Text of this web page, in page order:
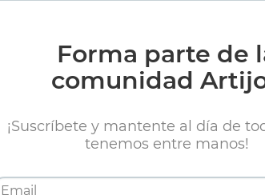
Forma parte de
comunidad
¡Suscríbete y mantente al día de
tenemos entre manos!